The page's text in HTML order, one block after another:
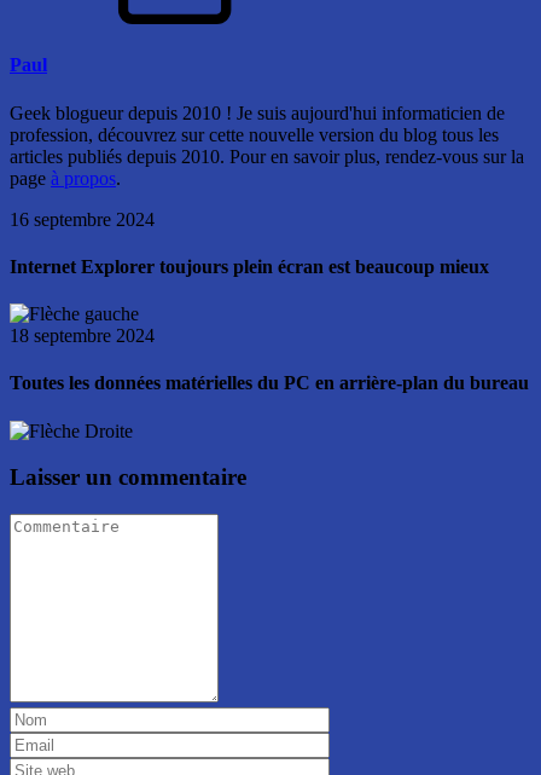
Paul
Geek blogueur depuis 2010 ! Je suis aujourd'hui informaticien de
profession, découvrez sur cette nouvelle version du blog tous les
articles publiés depuis 2010. Pour en savoir plus, rendez-vous sur la
page à propos.
16 septembre 2024
Internet Explorer toujours plein écran est beaucoup mieux
18 septembre 2024
Toutes les données matérielles du PC en arrière-plan du bureau
Laisser un commentaire